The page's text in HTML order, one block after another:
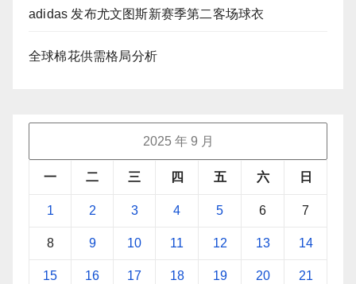
adidas 发布尤文图斯新赛季第二客场球衣
全球棉花供需格局分析
2025 年 9 月
一 二 三 四 五 六 日
1 2 3 4 5 6 7
8 9 10 11 12 13 14
15 16 17 18 19 20 21